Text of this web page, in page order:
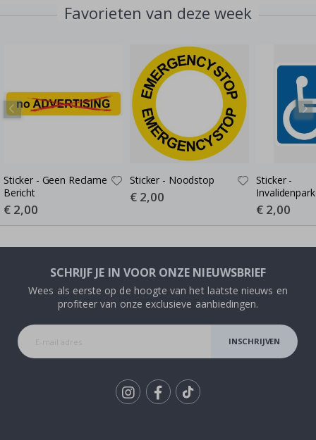
Favorieten van deze week
Sticker - Geen Reclame
Bericht
Special
Price
€ 2,00
Sticker - Noodstop
Special
Price
€ 2,00
Sticker -
Special
Price
€ 2,00
SCHRIJF JE IN VOOR ONZE NIEUWSBRIEF
Wees als eerste op de hoogte van het laatste nieuws en
profiteer van onze exclusieve aanbiedingen.
INSCHRIJVEN